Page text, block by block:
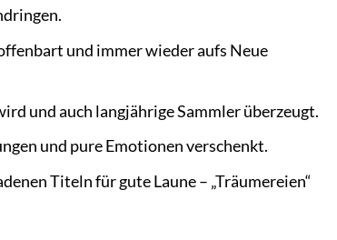
und immer wieder aufs Neue
und auch langjährige Sammler überzeugt.
und pure Emotionen verschenkt.
Titeln für gute Laune – „Träumereien“